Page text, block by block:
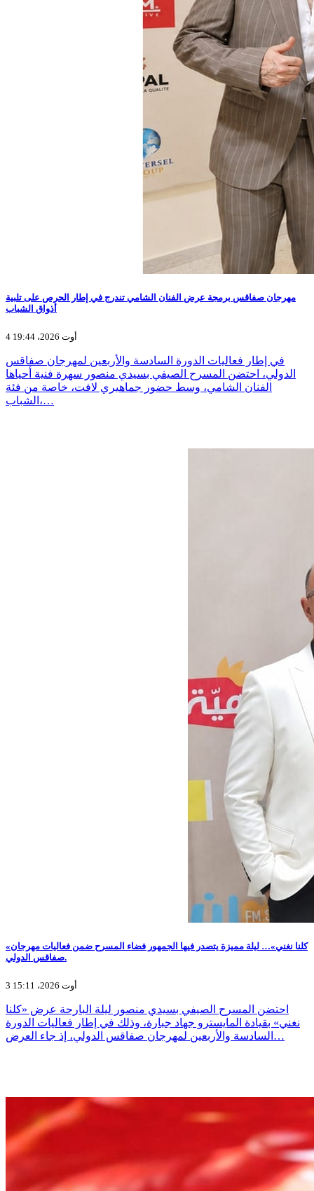
مهرجان صفاقس برمجة عرض الفنان الشامي تندرج في إطار الحرص على تلبية
أذواق الشباب
4 أوت 2026، 19:44
في إطار فعاليات الدورة السادسة والأربعين لمهرجان صفاقس
الدولي، احتضن المسرح الصيفي بسيدي منصور سهرة فنية أحياها
الفنان الشامي، وسط حضور جماهيري لافت، خاصة من فئة
الشباب،…
«كلنا نغني»… ليلة مميزة يتصدر فيها الجمهور فضاء المسرح ضمن فعاليات مهرجان
صفاقس الدولي.
3 أوت 2026، 15:11
احتضن المسرح الصيفي بسيدي منصور ليلة البارحة عرض «كلنا
نغني» بقيادة المايسترو جهاد جبارة، وذلك في إطار فعاليات الدورة
السادسة والأربعين لمهرجان صفاقس الدولي، إذ جاء العرض…